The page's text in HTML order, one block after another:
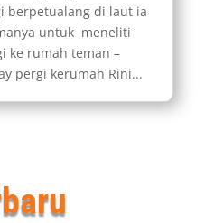
berpetualang di laut ia
untuk meneliti
ke rumah teman –
pergi kerumah Rini...